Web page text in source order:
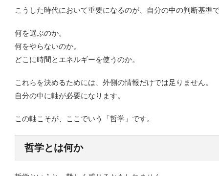
こうした時代において重要になるのが、自分の中の判断基準
何を選ぶのか。
何をやらないのか。
どこに時間とエネルギーを使うのか。
これらを決めるためには、外側の情報だけでは足りません。
自分の中に軸が必要になります。
この軸こそが、ここでいう「哲学」です。
哲学とは何か